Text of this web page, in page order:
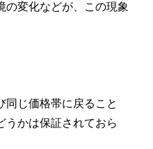
の変化などが、この現象
同じ価格帯に戻ること
うかは保証されておら